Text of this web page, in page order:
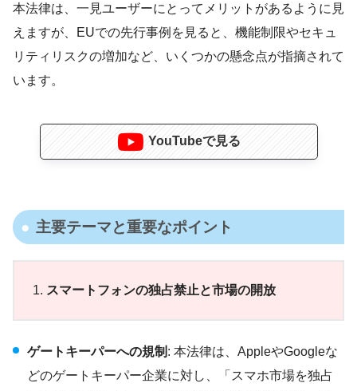
本法律は、一見ユーザーにとってメリットがあるように見
えますが、EUでの先行事例を見ると、機能制限やセキュ
リティリスクの増加など、いくつかの懸念点が指摘されて
います。
YouTubeで見る
主要テーマと重要なポイント
スマートフォンの独占禁止と市場の開放
ゲートキーパーへの規制 : 本法律は、AppleやGoogleな
どのゲートキーパー企業に対し、「スマホ市場を独占